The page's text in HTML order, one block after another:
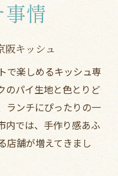
事情
阪キッシュ
で楽しめるキッシュ専
のパイ生地と色とりど
ランチにぴったりの一
内では、手作り感あふ
店舗が増えてきまし